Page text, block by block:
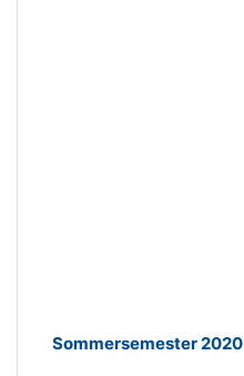
Sommersemester 2020